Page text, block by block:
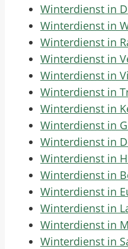
Winterdienst in
Winterdienst in
Winterdienst in
Winterdienst in
Winterdienst in
Winterdienst in
Winterdienst in
Winterdienst in
Winterdienst in
Winterdienst in
Winterdienst in
Winterdienst in
Winterdienst in
Winterdienst in
Winterdienst in